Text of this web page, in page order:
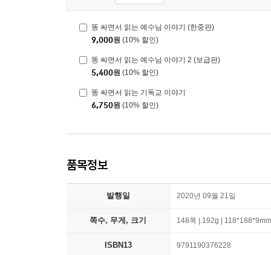
똥 싸면서 읽는 예수님 이야기 (한중판)
9,000원 (10% 할인)
똥 싸면서 읽는 예수님 이야기 2 (보급판)
5,400원 (10% 할인)
똥 싸면서 읽는 기독교 이야기
6,750원 (10% 할인)
품목정보
발행일 2020년 09월 21일
쪽수, 무게, 크기 148쪽 | 192g | 118*188*9mm
ISBN13 9791190376228